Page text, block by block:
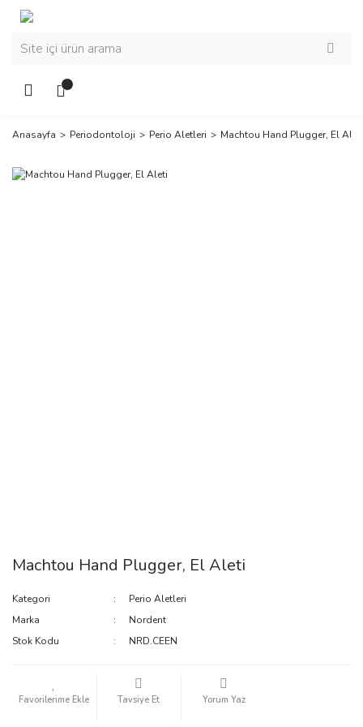
Anasayfa Periodontoloji Perio Aletleri Machtou Hand Plugger, El Aleti
Machtou Hand Plugger, El Aleti
Kategori
Perio Aletleri
Marka
Nordent
Stok Kodu
NRD.CEEN
Tavsiye Et Yorum Yaz